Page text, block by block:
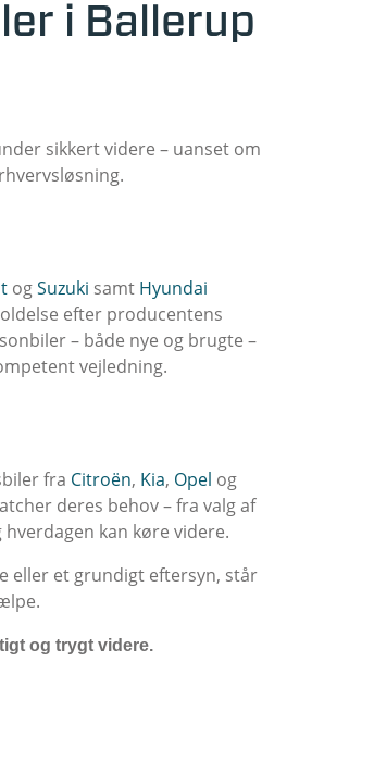
i Ballerup
sikkert videre – uanset om
ogSuzuki samt Hyundai
efter producentens
– både nye og brugte –
vejledning.
fra Citroën, Kia, Opel og
deres behov – fra valg af
kan køre videre.
eller et grundigt eftersyn, står
og trygt videre.